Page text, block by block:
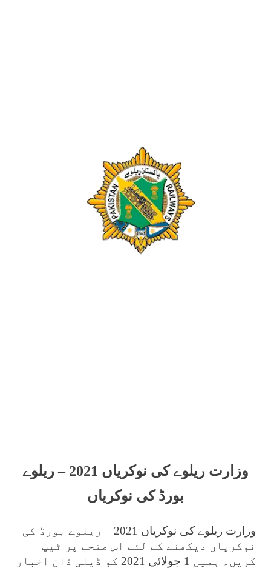
وزارت ریلوے کی نوکریاں 2021 – ریلوے
بورڈ کی نوکریاں
وزارت ریلوے کی نوکریاں 2021 – ریلوے بورڈ کی
نوکریاں دیکھنے کے لئے اس صفحے پر ٹیپ
کریں۔ ہمیں 1 جولائی 2021 کو ڈیلی ڈان اخبار